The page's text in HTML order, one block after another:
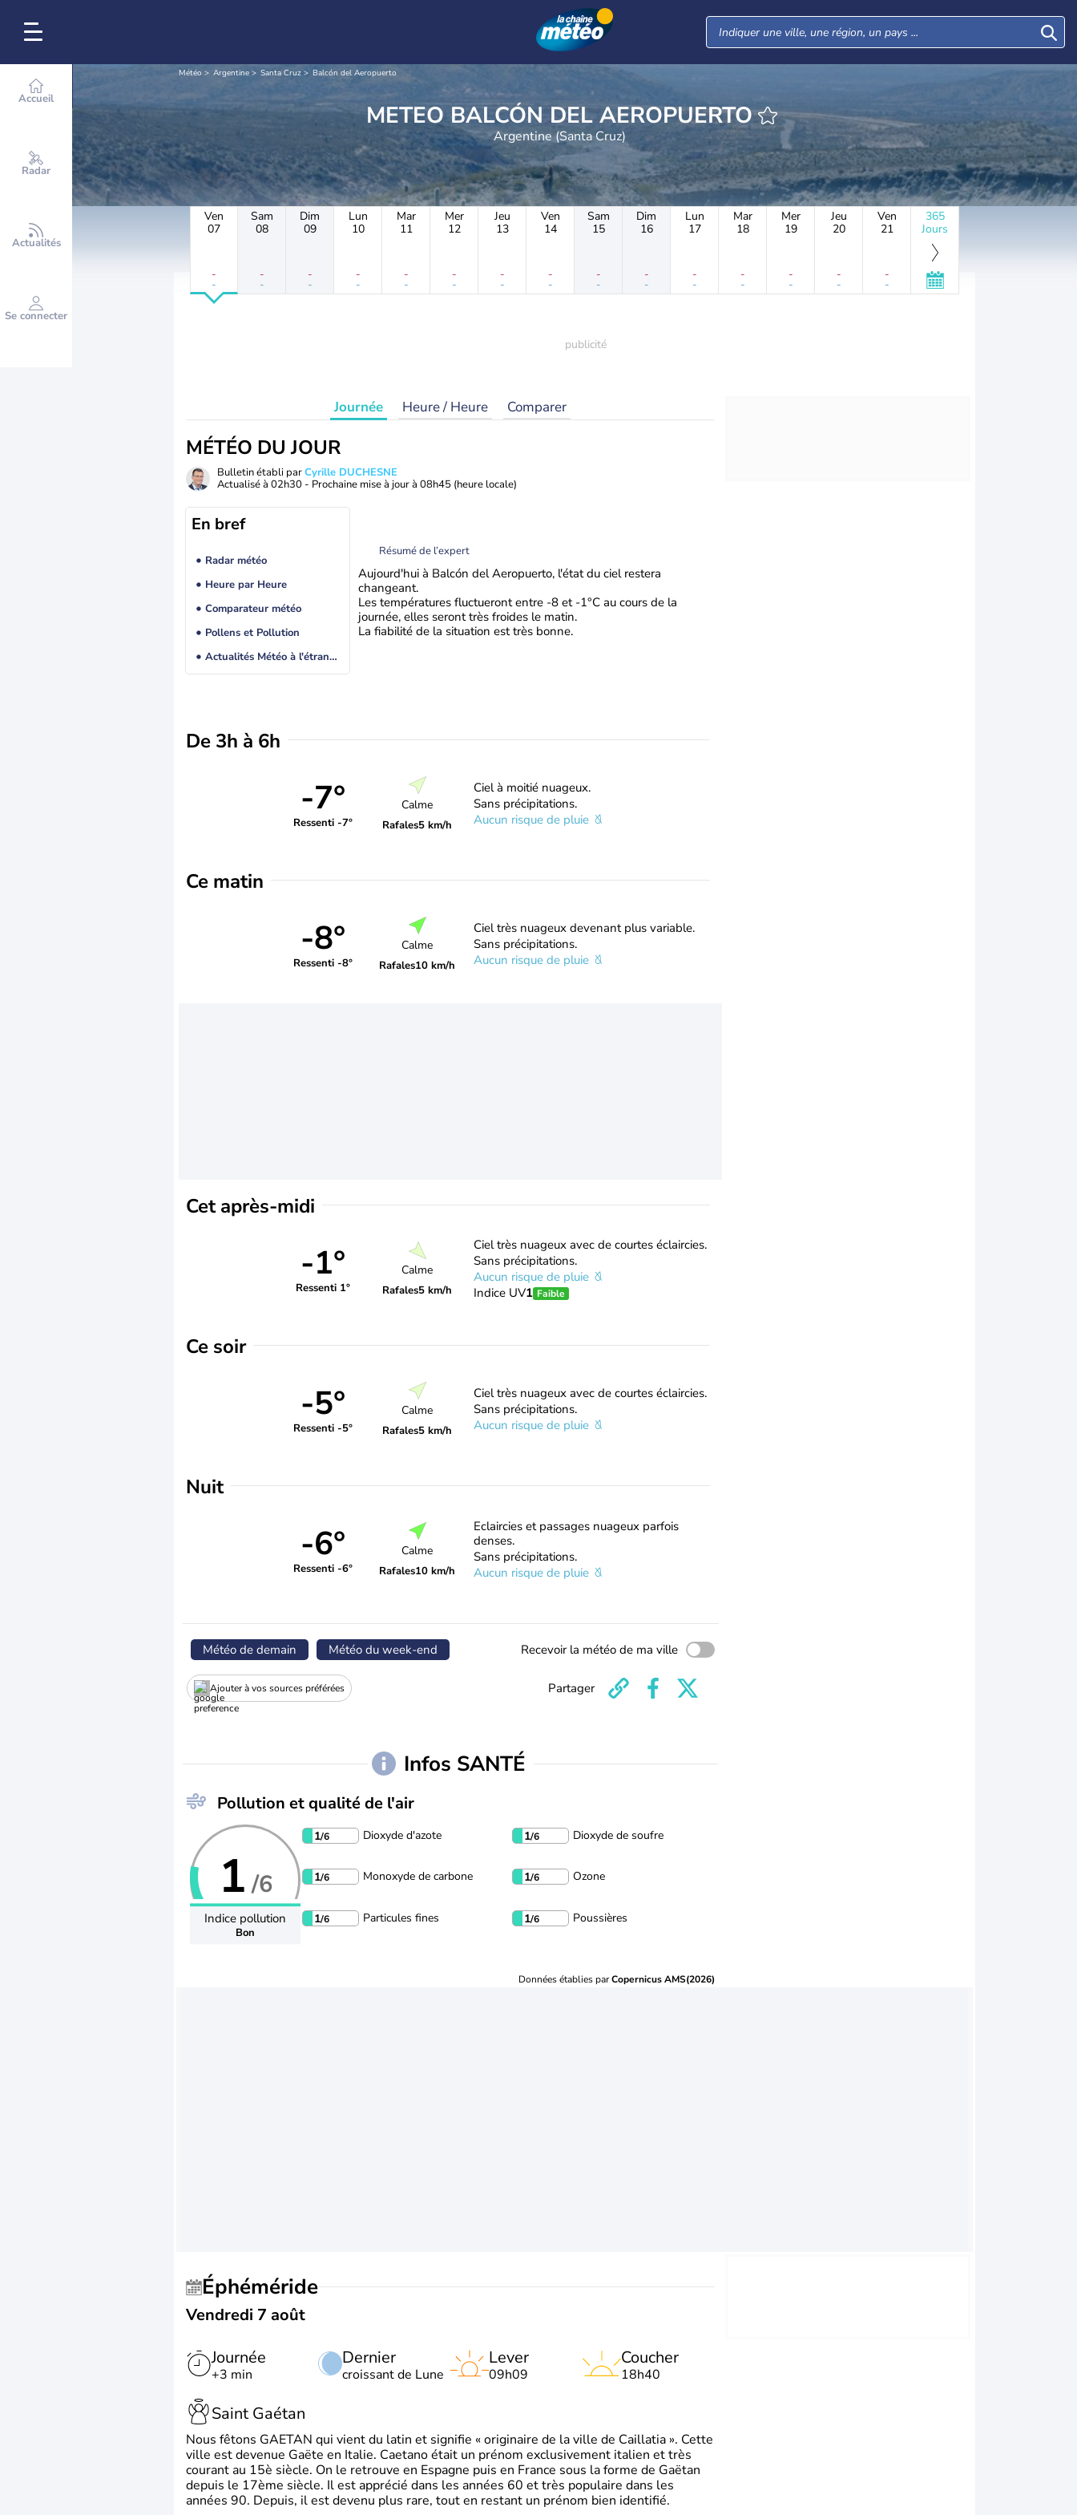
Accueil
Radar
Actualités
Se connecter
Météo Argentine Santa Cruz Balcón del Aeropuerto
METEO BALCÓN DEL AEROPUERTO
Argentine (Santa Cruz)
Ven
07
-
-
Sam
08
-
-
Dim
09
-
-
Lun
10
-
-
Mar
11
-
-
Mer
12
-
-
Jeu
13
-
-
Ven
14
-
-
Sam
15
-
-
Dim
16
-
-
Lun
17
-
-
Mar
18
-
-
Mer
19
-
-
Jeu
20
-
-
Ven
21
-
-
365
Jours
Journée Heure / Heure Comparer
MÉTÉO DU JOUR
Bulletin établi parCyrille DUCHESNE
Actualisé à 02h30 - Prochaine mise à jour à 08h45 (heure locale)
En bref
Radar météo
Heure par Heure
Comparateur météo
Pollens et Pollution
Actualités Météo à l'étranger
Résumé de l’expert
Aujourd'hui à Balcón del Aeropuerto, l'état du ciel restera
changeant.
Les températures fluctueront entre -8 et -1°C au cours de la
journée, elles seront très froides le matin.
La fiabilité de la situation est très bonne.
De 3h à 6h
-7°
Ressenti -7°
Calme
Rafales5 km/h
Ciel à moitié nuageux.
Sans précipitations.
Aucun risque de pluie
Ce matin
-8°
Ressenti -8°
Calme
Rafales10 km/h
Ciel très nuageux devenant plus variable.
Sans précipitations.
Aucun risque de pluie
Cet après-midi
-1°
Ressenti 1°
Calme
Rafales5 km/h
Ciel très nuageux avec de courtes éclaircies.
Sans précipitations.
Aucun risque de pluie
Indice UV1 Faible
Ce soir
-5°
Ressenti -5°
Calme
Rafales5 km/h
Ciel très nuageux avec de courtes éclaircies.
Sans précipitations.
Aucun risque de pluie
Nuit
-6°
Ressenti -6°
Calme
Rafales10 km/h
Eclaircies et passages nuageux parfois
denses.
Sans précipitations.
Aucun risque de pluie
Météo de demain Météo du week-end Recevoir la météo de ma ville
Ajouter à vos sources préférées Partager
Infos SANTÉ
Pollution et qualité de l'air
1 /6
Indice pollution
Bon
1/6 Dioxyde d'azote 1/6 Dioxyde de soufre
1/6 Monoxyde de carbone 1/6 Ozone
1/6 Particules fines 1/6 Poussières
Données établies parCopernicus AMS(2026)
Éphéméride
Vendredi 7 août
Journée
+3 min
Dernier
croissant de Lune
Lever
09h09
Coucher
18h40
Saint Gaétan
Nous fêtons GAETAN qui vient du latin et signifie « originaire de la ville de Caillatia ». Cette
ville est devenue Gaëte en Italie. Caetano était un prénom exclusivement italien et très
courant au 15è siècle. On le retrouve en Espagne puis en France sous la forme de Gaëtan
depuis le 17ème siècle. Il est apprécié dans les années 60 et très populaire dans les
années 90. Depuis, il est devenu plus rare, tout en restant un prénom bien identifié.